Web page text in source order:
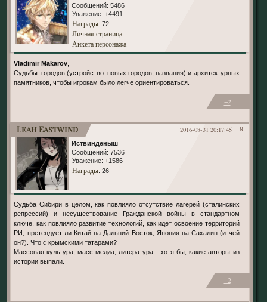
Сообщений: 5486
Уважение: +4491
Награды: 72
Личная страница
Анкета персонажа
Vladimir Makarov
Судьбы городов (устройство новых городов, названия) и архитектурных
памятников, чтобы игрокам было легче ориентироваться.
+2
9
2016-08-31 20:17:45
Leah Eastwind
Иствиндёныш
Сообщений: 7536
Уважение: +1586
Награды: 26
Судьба Сибири в целом, как повлияло отсутствие лагерей (сталинских
репрессий) и несуществование Гражданской войны в стандартном
ключе, как повлияло развитие технологий, как идёт освоение территорий
РИ, претендует ли Китай на Дальний Восток, Япония на Сахалин (и чей
он?). Что с крымскими татарами?
Массовая культура, масс-медиа, литература - хотя бы, какие авторы из
истории выпали.
+2